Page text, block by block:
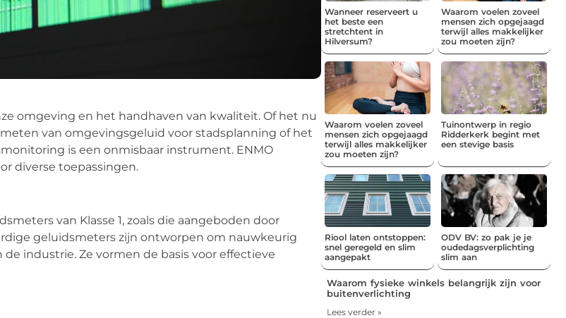
omgeving en het handhaven van kwaliteit. Of het nu
van omgevingsgeluid voor stadsplanning of het
is een onmisbaar instrument. ENMO
diverse toepassingen.
van Klasse 1, zoals die aangeboden door
geluidsmeters zijn ontworpen om nauwkeurig
industrie. Ze vormen de basis voor effectieve
Wanneer reserveert u
het beste een
stretchtent in
Hilversum?
Waarom voelen zoveel
mensen zich opgejaagd
terwijl alles makkelijker
zou moeten zijn?
Waarom voelen zoveel
mensen zich opgejaagd
terwijl alles makkelijker
zou moeten zijn?
Tuinontwerp in regio
Ridderkerk begint met
een stevige basis
Riool laten ontstoppen:
snel geregeld en slim
aangepakt
ODV BV: zo pak je je
oudedagsverplichting
slim aan
Waarom fysieke winkels belangrijk zijn voor
buitenverlichting
Lees verder »